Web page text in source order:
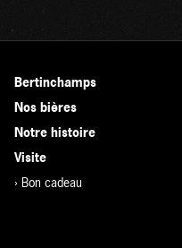
Bertinchamps
Nos bières
Notre histoire
Visite
› Bon cadeau